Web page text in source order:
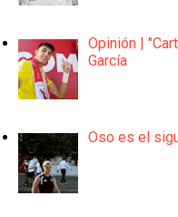
Opinión |
García
Oso es el